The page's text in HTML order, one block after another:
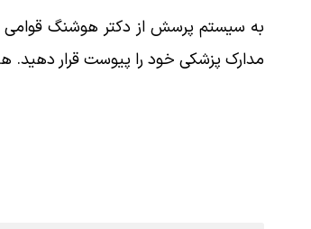
به سیستم پرسش از دکتر هوشنگ قوامی
مدارک پزشکی خود را پیوست قرار دهید.